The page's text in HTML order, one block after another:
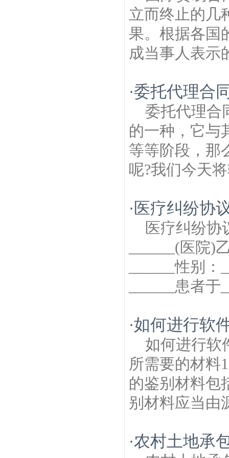
立而终止的几
果。根据各国
成当事人表示
·委托代理合
委托代理合
的一种，它与
等等阶段，那
呢?我们今天
· 医疗纠纷协
医疗纠纷协
______(医院
______性别
______患者
·如何进行软
如何进行软
所需要的材料
的鉴别材料包
别材料应当由
·农村土地承